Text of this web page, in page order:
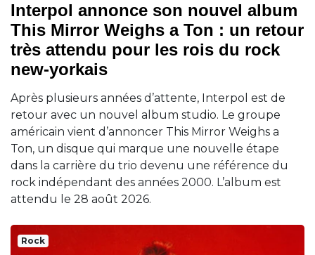
Interpol annonce son nouvel album
This Mirror Weighs a Ton : un retour
très attendu pour les rois du rock
new-yorkais
Après plusieurs années d’attente, Interpol est de
retour avec un nouvel album studio. Le groupe
américain vient d’annoncer This Mirror Weighs a
Ton, un disque qui marque une nouvelle étape
dans la carrière du trio devenu une référence du
rock indépendant des années 2000. L’album est
attendu le 28 août 2026.
Rock